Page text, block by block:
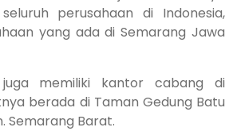
perusahaan di Indonesia,
yang ada di Semarang Jawa
memiliki kantor cabang di
berada di Taman Gedung Batu
Semarang Barat.